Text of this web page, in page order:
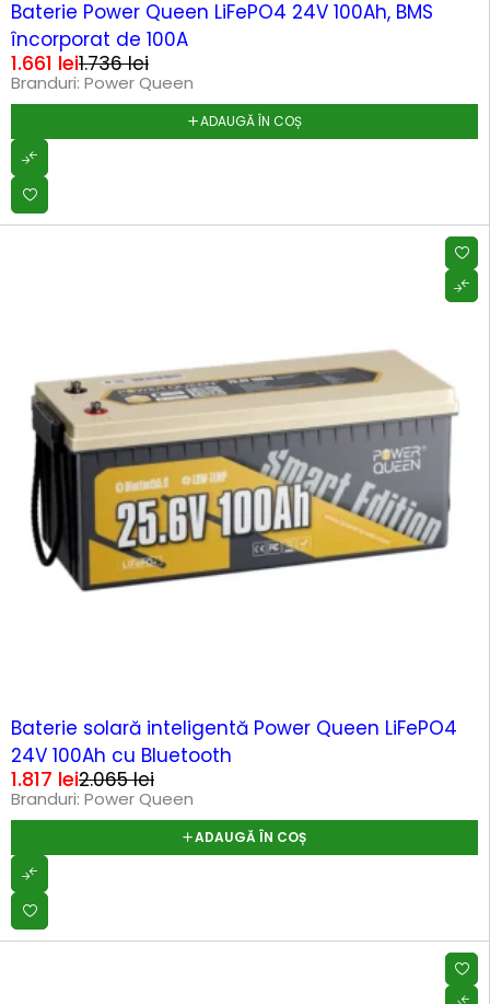
Baterie Power Queen LiFePO4 24V 100Ah, BMS
încorporat de 100A
1.736lei
1.661 lei
Branduri: Power Queen
ADAUGĂ ÎN COȘ
-12%
Baterie solară inteligentă Power Queen LiFePO4
24V 100Ah cu Bluetooth
2.065lei
1.817 lei
Branduri: Power Queen
ADAUGĂ ÎN COȘ